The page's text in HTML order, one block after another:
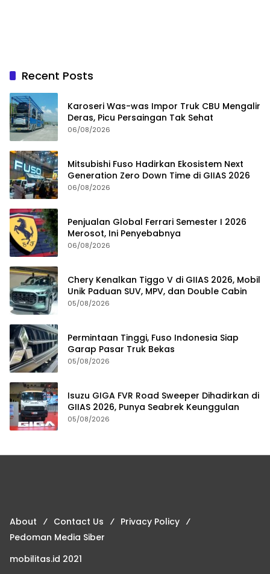
Recent Posts
Karoseri Was-was Impor Truk CBU Mengalir
Deras, Picu Persaingan Tak Sehat
06/08/2026
Mitsubishi Fuso Hadirkan Ekosistem Next
Generation Zero Down Time di GIIAS 2026
06/08/2026
Penjualan Global Ferrari Semester I 2026
Merosot, Ini Penyebabnya
06/08/2026
Chery Kenalkan Tiggo V di GIIAS 2026, Mobil
Unik Paduan SUV, MPV, dan Double Cabin
05/08/2026
Permintaan Tinggi, Fuso Indonesia Siap
Garap Pasar Truk Bekas
05/08/2026
Isuzu GIGA FVR Road Sweeper Dihadirkan di
GIIAS 2026, Punya Seabrek Keunggulan
05/08/2026
About Contact Us
Privacy Policy
Pedoman Media Siber
mobilitas.id 2021